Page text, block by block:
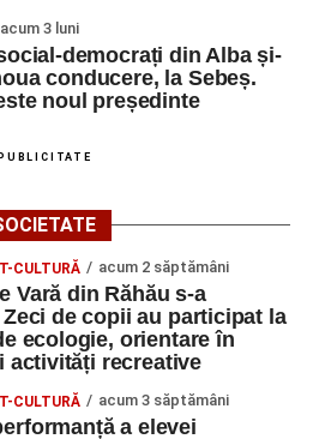
acum 3 luni
democrați din Alba și-
conducere, la Sebeș.
noul președinte
PUBLICITATE
CULTURĂ acum 2 săptămâni
Vară din Răhău s-a
de copii au participat la
ecologie, orientare în
activități recreative
CULTURĂ acum 3 săptămâni
a elevei